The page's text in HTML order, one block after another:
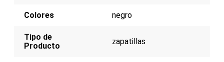
Colores negro
Tipo de
Producto
zapatillas